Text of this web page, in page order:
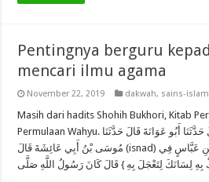
Pentingnya berguru
mencari ilmu agama
November 22, 2019 dakwah, sains-islam
Masih dari hadits Shohih Bukhori, Kitab
Permulaan Wahyu. حَدَّثَنَا مُوسَى بْنُ إِسْمَاعِيلَ قَالَ حَدَّثَنَا أَبُو عَوَانَةَ قَالَ حَدَّثَنَا
مُوسَى بْنُ أَبِي عَائِشَةَ قَالَ (isnad) حَدَّثَنَا سَعِيدُ بْنُ جُبَيْرٍ عَنْ ابْنِ عَبَّاسٍ فِي